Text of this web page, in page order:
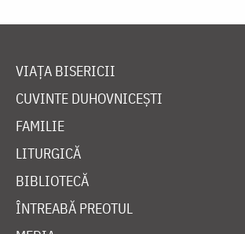
VIAȚA BISERICII
CUVINTE DUHOVNICEȘTI
FAMILIE
LITURGICĂ
BIBLIOTECĂ
ÎNTREABĂ PREOTUL